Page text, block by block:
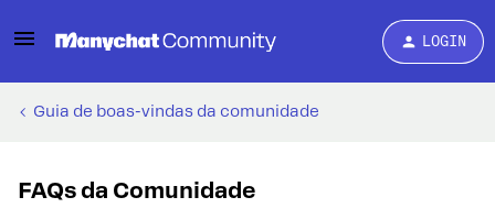
LOGIN
Guia de boas-vindas da comunidade
FAQs da Comunidade